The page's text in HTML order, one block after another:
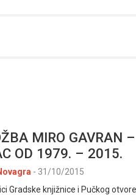
MIRO GAVRAN
OD 1979. – 2015.
- 31/10/2015
Gradske knjižnice i Pučkog